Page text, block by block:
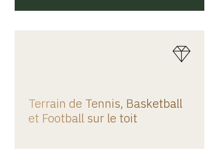
Terrain de Tennis, Basketball
et Football sur le toit